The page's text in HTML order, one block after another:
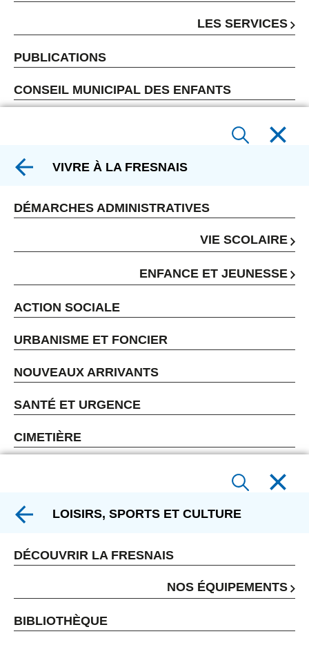
LES SERVICES
PUBLICATIONS
CONSEIL MUNICIPAL DES ENFANTS
VIVRE À LA FRESNAIS
DÉMARCHES ADMINISTRATIVES
VIE SCOLAIRE
ENFANCE ET JEUNESSE
ACTION SOCIALE
URBANISME ET FONCIER
NOUVEAUX ARRIVANTS
SANTÉ ET URGENCE
CIMETIÈRE
LOISIRS, SPORTS ET CULTURE
DÉCOUVRIR LA FRESNAIS
NOS ÉQUIPEMENTS
BIBLIOTHÈQUE